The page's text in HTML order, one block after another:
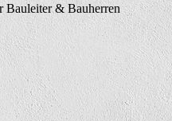
Bauleiter & Bauherren